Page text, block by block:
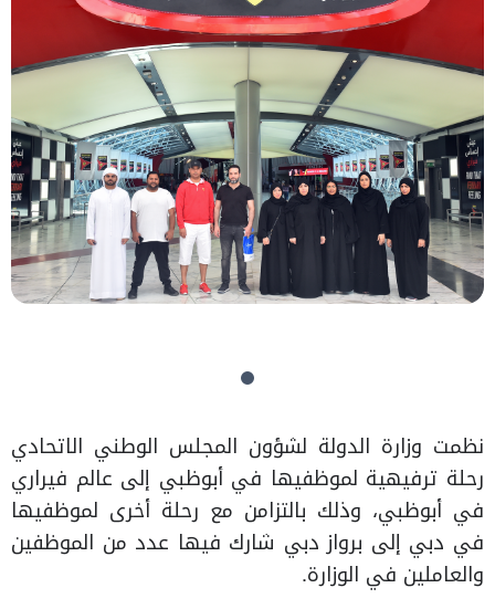
نظمت وزارة الدولة لشؤون المجلس الوطني الاتحادي
رحلة ترفيهية لموظفيها في أبوظبي إلى عالم فيراري
في أبوظبي، وذلك بالتزامن مع رحلة أخرى لموظفيها
في دبي إلى برواز دبي شارك فيها عدد من الموظفين
والعاملين في الوزارة.